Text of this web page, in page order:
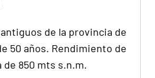
de la provincia de
50 años. Rendimiento de
850 mts s.n.m.